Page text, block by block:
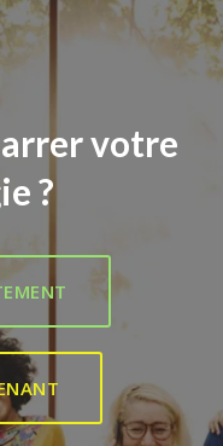
votre
?